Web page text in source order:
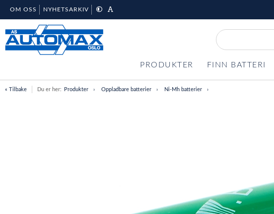
OM OSS NYHETSARKIV
PRODUKTER FINN BATTERI
« Tilbake Du er her: Produkter Oppladbare batterier Ni-Mh batterier